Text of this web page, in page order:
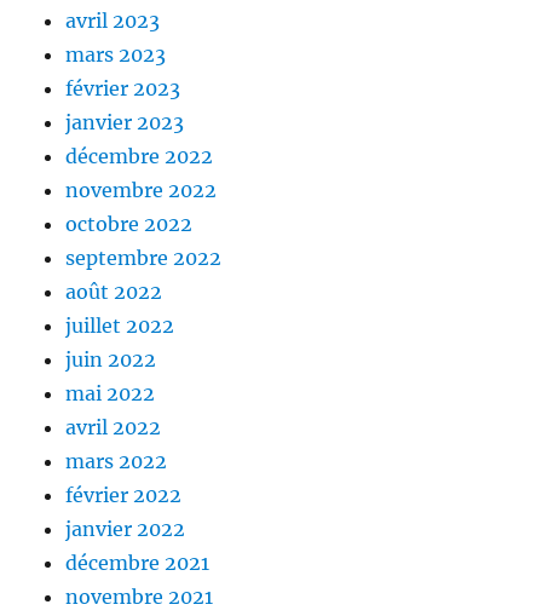
avril 2023
mars 2023
février 2023
janvier 2023
décembre 2022
novembre 2022
octobre 2022
septembre 2022
août 2022
juillet 2022
juin 2022
mai 2022
avril 2022
mars 2022
février 2022
janvier 2022
décembre 2021
novembre 2021